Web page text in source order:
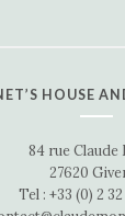
HOUSE
84 rue Claude
27620
Tel : +33 (0) 2 32